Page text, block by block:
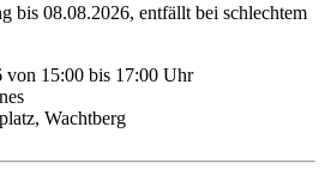
bis 08.08.2026, entfällt bei schlechtem
von 15:00 bis 17:00 Uhr
Wachtberg